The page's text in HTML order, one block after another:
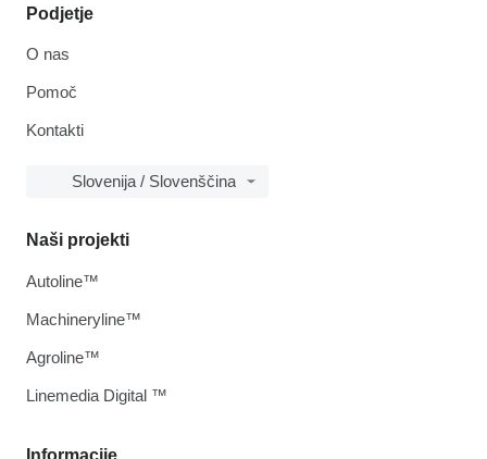
Podjetje
O nas
Pomoč
Kontakti
Slovenija / Slovenščina
Naši projekti
Autoline™
Machineryline™
Agroline™
Linemedia Digital ™